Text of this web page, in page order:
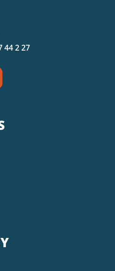
44 2 27